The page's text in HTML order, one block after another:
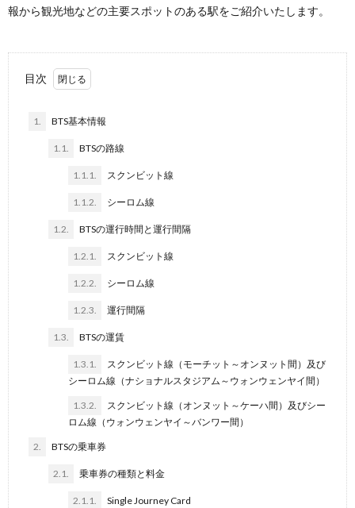
報から観光地などの主要スポットのある駅をご紹介いたします。
目次
1. BTS基本情報
1.1. BTSの路線
1.1.1. スクンビット線
1.1.2. シーロム線
1.2. BTSの運行時間と運行間隔
1.2.1. スクンビット線
1.2.2. シーロム線
1.2.3. 運行間隔
1.3. BTSの運賃
1.3.1.
スクンビット線（モーチット～オンヌット間）及び
シーロム線（ナショナルスタジアム～ウォンウェンヤイ間）
1.3.2.
スクンビット線（オンヌット～ケーハ間）及びシー
ロム線（ウォンウェンヤイ～バンワー間）
2. BTSの乗車券
2.1. 乗車券の種類と料金
2.1.1. Single Journey Card